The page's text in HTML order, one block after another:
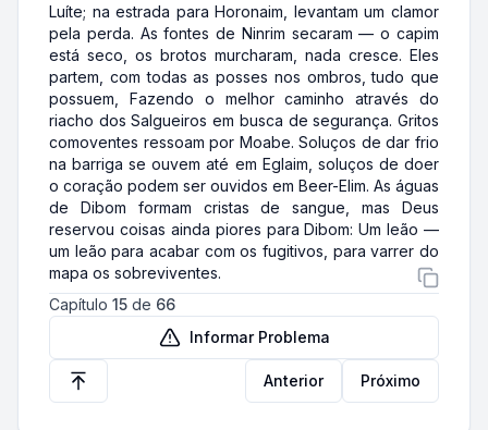
Luíte; na estrada para Horonaim, levantam um clamor
pela perda. As fontes de Ninrim secaram — o capim
está seco, os brotos murcharam, nada cresce. Eles
partem, com todas as posses nos ombros, tudo que
possuem, Fazendo o melhor caminho através do
riacho dos Salgueiros em busca de segurança. Gritos
comoventes ressoam por Moabe. Soluços de dar frio
na barriga se ouvem até em Eglaim, soluços de doer
o coração podem ser ouvidos em Beer-Elim. As águas
de Dibom formam cristas de sangue, mas Deus
reservou coisas ainda piores para Dibom: Um leão —
um leão para acabar com os fugitivos, para varrer do
mapa os sobreviventes.
Capítulo 15 de 66
Informar Problema
Anterior Próximo